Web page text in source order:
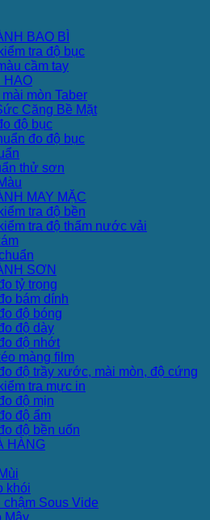
BAO BÌ
tra độ bục
cầm tay
HAO
mài mòn Taber
Căng Bề Mặt
độ bục
đo độ bục
thử sơn
MAY MẶC
tra độ bền
tra độ thấm nước vải
SƠN
tỷ trọng
bám dính
độ bóng
độ dày
độ nhớt
màng film
độ trầy xước, mài mòn, độ cứng
tra mực in
độ mịn
độ ẩm
độ bền uốn
HÀNG
khói
chậm Sous Vide
Mây